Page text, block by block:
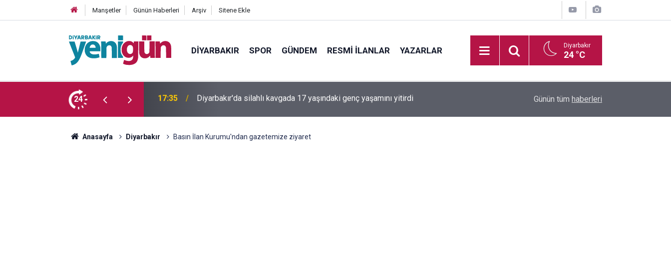
Manşetler Günün Haberleri Arşiv Sitene Ekle
DIYARBAKIR SPOR GÜNDEM RESMI İLANLAR YAZARLAR Diyarbakır
24 °C
24
genç yaşamını yitirdi 16:54 Bahceli'den Öcalan ve Demirtaş açıklaması Diyarbakır'da boş arazide ceset bulundu
Günün tüm haberleri
Anasayfa Diyarbakır Basın İlan Kurumu'ndan gazetemize ziyaret